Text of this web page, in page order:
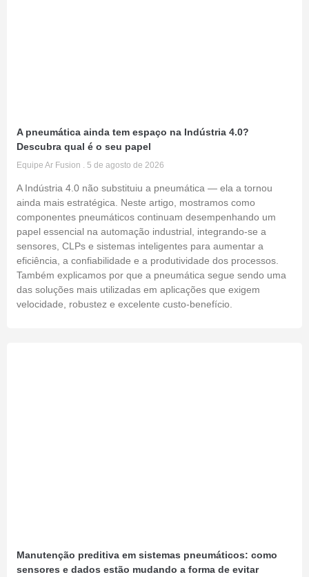
A pneumática ainda tem espaço na Indústria 4.0?
Descubra qual é o seu papel
Equipe Ar Fusion 5 de agosto de 2026
A Indústria 4.0 não substituiu a pneumática — ela a tornou
ainda mais estratégica. Neste artigo, mostramos como
componentes pneumáticos continuam desempenhando um
papel essencial na automação industrial, integrando-se a
sensores, CLPs e sistemas inteligentes para aumentar a
eficiência, a confiabilidade e a produtividade dos processos.
Também explicamos por que a pneumática segue sendo uma
das soluções mais utilizadas em aplicações que exigem
velocidade, robustez e excelente custo-benefício.
Manutenção preditiva em sistemas pneumáticos: como
sensores e dados estão mudando a forma de evitar